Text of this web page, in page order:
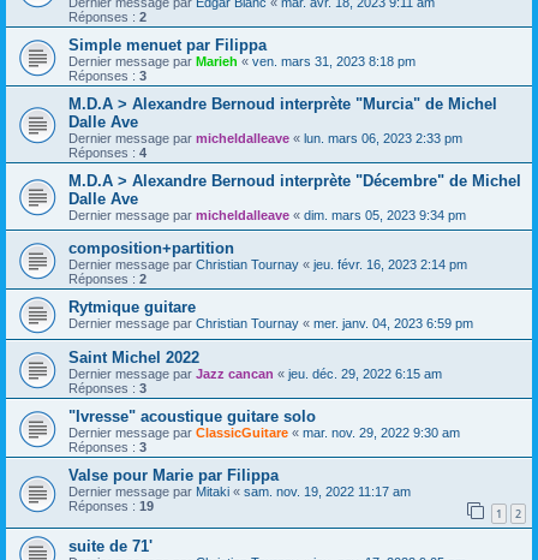
Réponses : 2
Simple menuet par Filippa
Dernier message par Marieh « ven. mars 31, 2023 8:18 pm
Réponses : 3
M.D.A > Alexandre Bernoud interprète "Murcia" de Michel
Dalle Ave
Dernier message par micheldalleave « lun. mars 06, 2023 2:33 pm
Réponses : 4
M.D.A > Alexandre Bernoud interprète "Décembre" de Michel
Dalle Ave
Dernier message par micheldalleave « dim. mars 05, 2023 9:34 pm
composition+partition
Dernier message par Christian Tournay « jeu. févr. 16, 2023 2:14 pm
Réponses : 2
Rytmique guitare
Dernier message par Christian Tournay « mer. janv. 04, 2023 6:59 pm
Saint Michel 2022
Dernier message par Jazz cancan « jeu. déc. 29, 2022 6:15 am
Réponses : 3
"Ivresse" acoustique guitare solo
Dernier message par ClassicGuitare « mar. nov. 29, 2022 9:30 am
Réponses : 3
Valse pour Marie par Filippa
Dernier message par Mitaki « sam. nov. 19, 2022 11:17 am
Réponses : 19 1 2
suite de 71'